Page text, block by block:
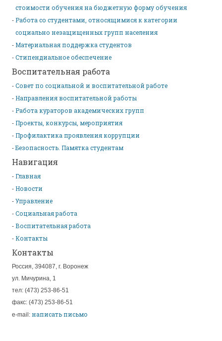
стоимости обучения на бюджетную форму обучения
Работа со студентами, относящимися к категории
социально незащищенных групп населения
Материальная поддержка студентов
Стипендиальное обеспечение
Воспитательная работа
Совет по социальной и воспитательной работе
Направления воспитательной работы
Работа кураторов академических групп
Проекты, конкурсы, мероприятия
Профилактика проявления коррупции
Безопасность. Памятка студентам
Навигация
Главная
Новости
Управление
Социальная работа
Воспитательная работа
Контакты
Контакты
Россия, 394087, г. Воронеж
ул. Мичурина, 1
тел: (473) 253-86-51
факс: (473) 253-86-51
e-mail: написать письмо